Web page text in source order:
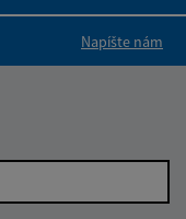
Napíšte nám